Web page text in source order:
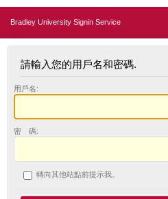
Bradley University Signin Service
請輸入您的用戶名和密碼.
用戶名:
密 碼:
轉向其他站點前提示我。